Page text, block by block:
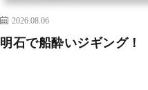
2026.08.06
明石で船酔いジギング！